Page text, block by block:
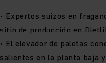
• Expertos suizos en
sitio de producción en
• El elevador de paletas
salientes en la planta baja